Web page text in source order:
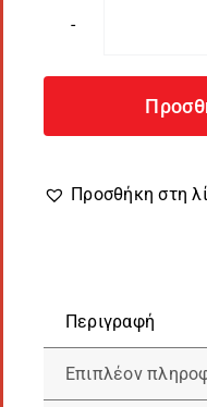
Προσθήκη στη
Περιγραφή
Επιπλέον